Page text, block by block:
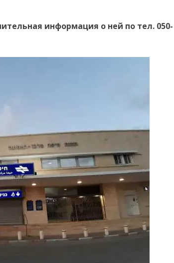
информация о ней по тел. 050-